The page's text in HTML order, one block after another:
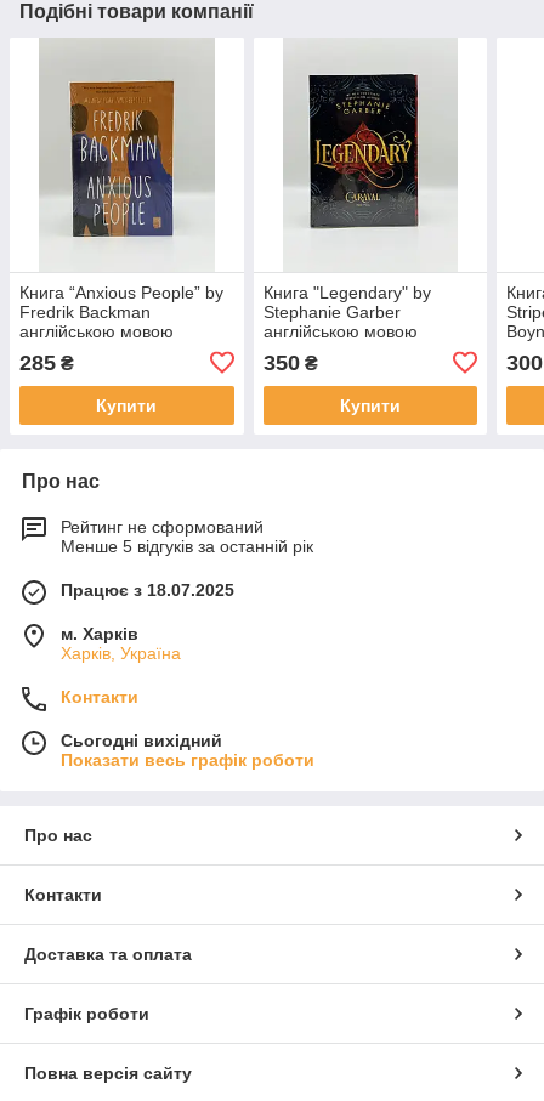
Подібні товари компанії
Книга “Anxious People” by
Fredrik Backman
англійською мовою
285 ₴
Купити
Книга "Legendary" by
Stephanie Garber
англійською мовою
350₴
Купити
300
Про нас
Рейтинг не сформований
Менше 5 відгуків за останній рік
Працює з 18.07.2025
м. Харків
Харків, Україна
Контакти
Сьогодні вихідний
Показати весь графік роботи
Про нас
Контакти
Доставка та оплата
Графік роботи
Повна версія сайту